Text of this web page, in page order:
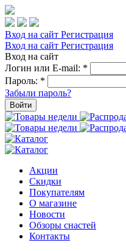
Вход на сайт Регистрация
Вход на сайт Регистрация
Вход на сайт
Логин или E-mail: *
Пароль: *
Забыли пароль?
Войти
Акции
Скидки
Покупателям
О магазине
Новости
Обзоры снастей
Контакты